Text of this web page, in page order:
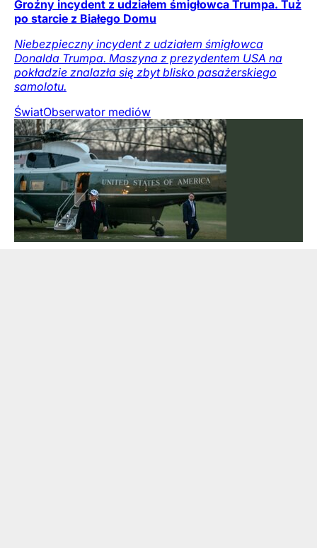
Groźny incydent z udziałem śmigłowca Trumpa. Tuż
po starcie z Białego Domu
Niebezpieczny incydent z udziałem śmigłowca
Donalda Trumpa. Maszyna z prezydentem USA na
pokładzie znalazła się zbyt blisko pasażerskiego
samolotu.
ŚwiatObserwator mediów